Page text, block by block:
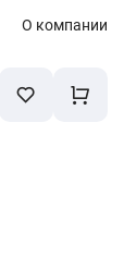
О компании